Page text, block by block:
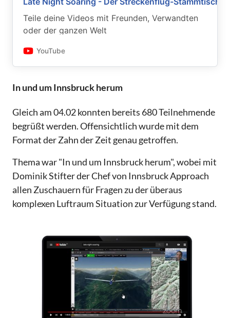
Teile deine Videos mit Freunden, Verwandten
oder der ganzen Welt
YouTube
In und um Innsbruck herum
Gleich am 04.02 konnten bereits 680 Teilnehmende
begrüßt werden. Offensichtlich wurde mit dem
Format der Zahn der Zeit genau getroffen.
Thema war "In und um Innsbruck herum", wobei mit
Dominik Stifter der Chef von Innsbruck Approach
allen Zuschauern für Fragen zu der überaus
komplexen Luftraum Situation zur Verfügung stand.